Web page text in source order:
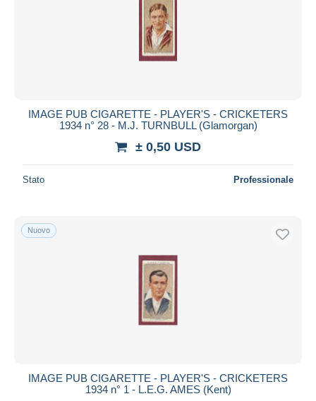
IMAGE PUB CIGARETTE - PLAYER'S - CRICKETERS
1934 n° 28 - M.J. TURNBULL (Glamorgan)
± 0,50 USD
Stato Professionale
Nuovo
IMAGE PUB CIGARETTE - PLAYER'S - CRICKETERS
1934 n° 1 - L.E.G. AMES (Kent)